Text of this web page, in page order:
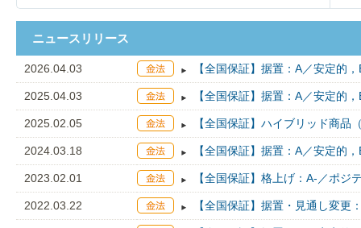
ニュースリリース
2026.04.03 【全国保証】据置：A／安定的
2025.04.03 【全国保証】据置：A／安定的
2025.02.05 【全国保証】ハイブリッド商品
2024.03.18 【全国保証】据置：A／安定的
2023.02.01 【全国保証】格上げ：A-／ポ
2022.03.22 【全国保証】据置・見通し変